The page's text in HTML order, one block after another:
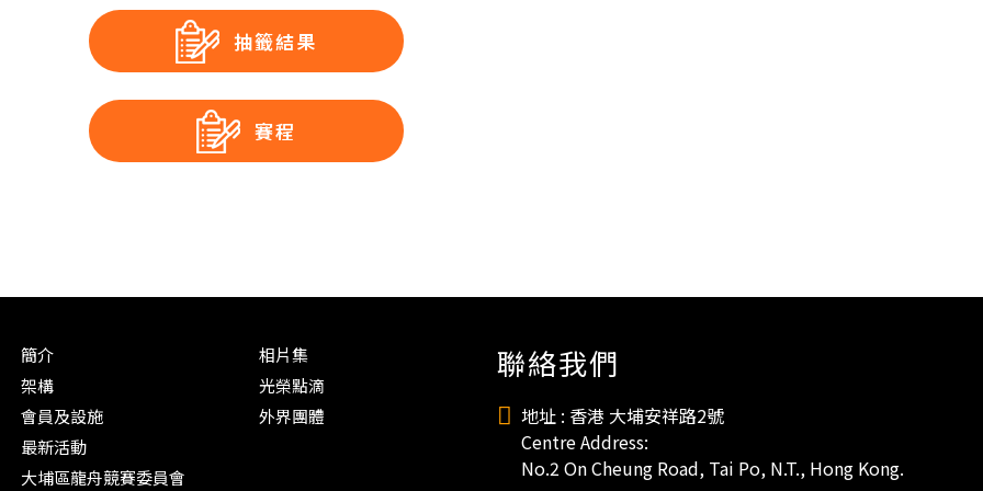
抽籤結果
賽程
簡介
架構
會員及設施
最新活動
大埔區龍舟競賽委員會
相片集
光榮點滴
外界團體
聯絡我們
地址 : 香港 大埔安祥路2號
Centre Address:
No.2 On Cheung Road, Tai Po, N.T., Hong Kong.